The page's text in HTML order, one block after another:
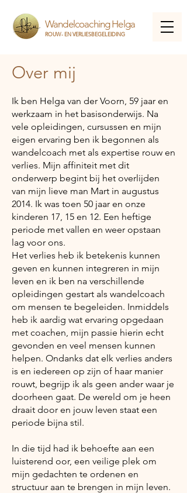
Wandelcoaching Helga
ROUW- EN VERLIESBEGELEIDING
Over mij
Ik ben Helga van der Voorn, 59 jaar en
werkzaam in het basisonderwijs. Na
vele opleidingen, cursussen en mijn
eigen ervaring ben ik begonnen als
wandelcoach met als expertise rouw en
verlies. Mijn affiniteit met dit
onderwerp begint bij het overlijden
van mijn lieve man Mart in augustus
2014. Ik was toen 50 jaar en onze
kinderen 17, 15 en 12. Een heftige
periode met vallen en weer opstaan
lag voor ons.
Het verlies heb ik betekenis kunnen
geven en kunnen integreren in mijn
leven en ik ben na verschillende
opleidingen gestart als wandelcoach
om mensen te begeleiden. Inmiddels
heb ik aardig wat ervaring opgedaan
met coachen, mijn passie hierin echt
gevonden en veel mensen kunnen
helpen. Ondanks dat elk verlies anders
is en iedereen op zijn of haar manier
rouwt, begrijp ik als geen ander waar je
doorheen gaat. De wereld om je heen
draait door en jouw leven staat een
periode bijna stil.
In die tijd had ik behoefte aan een
luisterend oor, een veilige plek om
mijn gedachten te ordenen en
structuur aan te brengen in mijn leven.